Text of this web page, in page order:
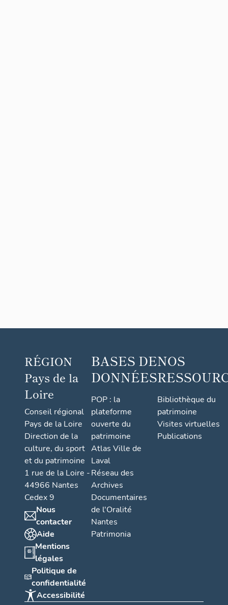
RÉGION
Pays de la
Loire
Conseil régional
Pays de la Loire
Direction de la
culture, du sport
et du patrimoine
1 rue de la Loire -
44966 Nantes
Cedex 9
Nous
contacter
Aide
Mentions
légales
Politique de
confidentialité
Accessibilité
BASES DE
DONNÉES
POP : la
plateforme
ouverte du
patrimoine
Atlas Ville de
Laval
Réseau des
Archives
Documentaires
de l'Oralité
Nantes
Patrimonia
NOS
Bibliothèque du
patrimoine
Visites virtuelles
Publications